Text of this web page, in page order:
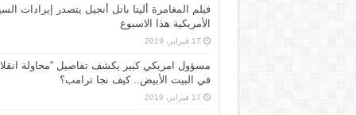
فيلم المغامرة أليتا‭ ‬باتل أنجيل يتصدر إيرادات
الأمريكية هذا الاسبوع
17 فبراير، 2019
مسؤول امريكي كبير يكشف تفاصيل “محاولة
في البيت الأبيض.. كيف نجا ترامب؟
17 فبراير، 2019